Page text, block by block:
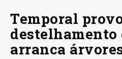
Temporal
destelhamento
arranca